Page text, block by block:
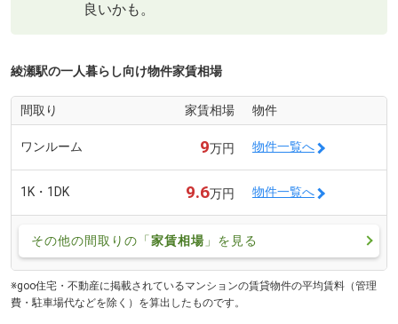
良いかも。
綾瀬駅の一人暮らし向け物件家賃相場
間取り 家賃相場 物件
ワンルーム 9万円 物件一覧へ
1K・1DK 9.6万円 物件一覧へ
その他の間取りの「家賃相場 」を見る
※goo住宅・不動産に掲載されているマンションの賃貸物件の平均賃料（管理
費・駐車場代などを除く）を算出したものです。